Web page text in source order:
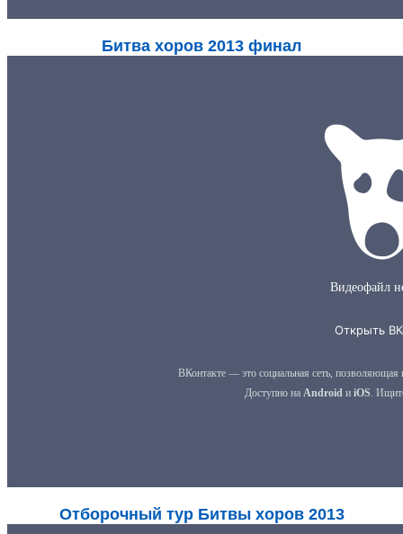
Битва хоров 2013 финал
Отборочный тур Битвы хоров 2013